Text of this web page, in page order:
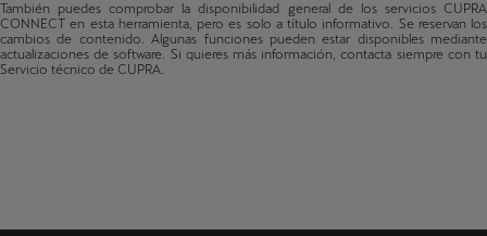
Chequia
Alemania
También puedes comprobar la disponibilidad general de los servicios CUPRA
CONNECT en esta herramienta, pero es solo a título informativo. Se reservan los
cambios de contenido. Algunas funciones pueden estar disponibles mediante
actualizaciones de software. Si quieres más información, contacta siempre con tu
Servicio técnico de CUPRA.